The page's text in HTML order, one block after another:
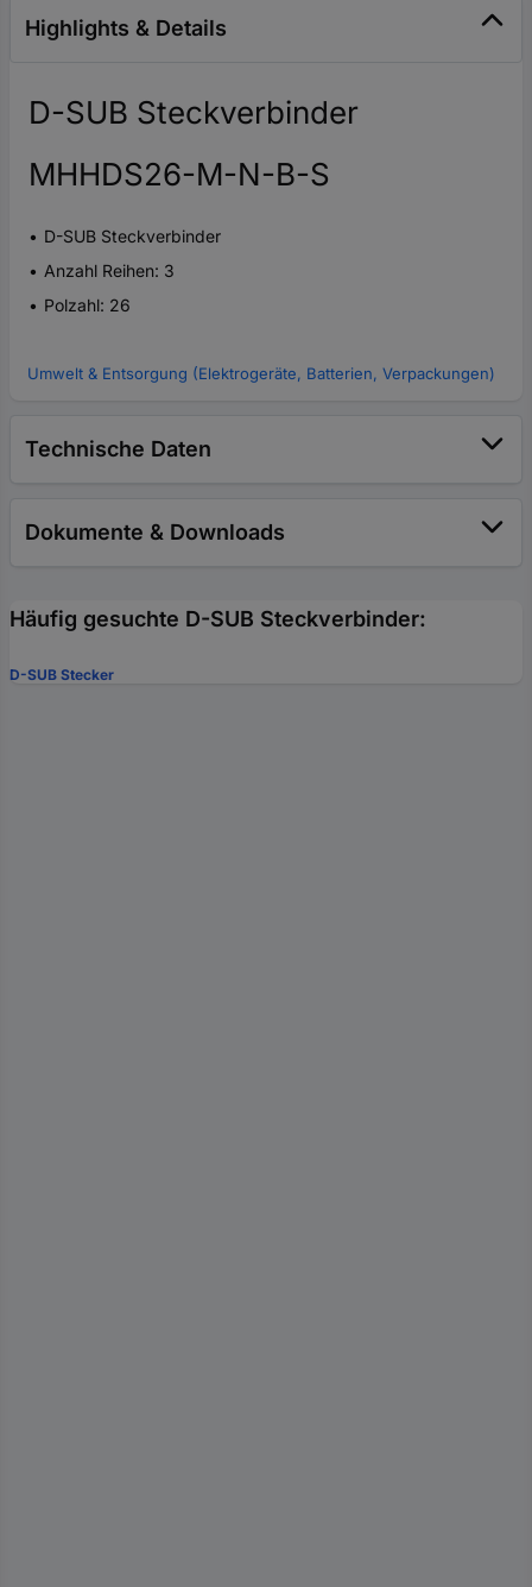
Highlights & Details
D-SUB Steckverbinder
MHHDS26-M-N-B-S
D-SUB Steckverbinder
Anzahl Reihen: 3
Polzahl: 26
Umwelt & Entsorgung (Elektrogeräte, Batterien, Verpackungen)
Technische Daten
Dokumente & Downloads
Häufig gesuchte D-SUB Steckverbinder:
D-SUB Stecker